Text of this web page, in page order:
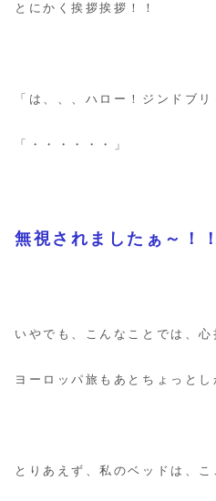
とにかく挨拶挨拶！！
「は、、、ハロー！ジンドブリ
「・・・・・・」
無視されましたぁ～！
いやでも、こんなことでは、心
ヨーロッパ旅もあとちょっとし
とりあえず、私のベッドは、こ